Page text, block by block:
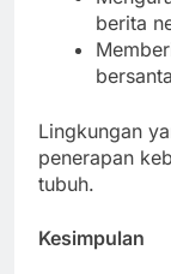
berita
Lingkungan
penerapan
tubuh.
Kesimpulan